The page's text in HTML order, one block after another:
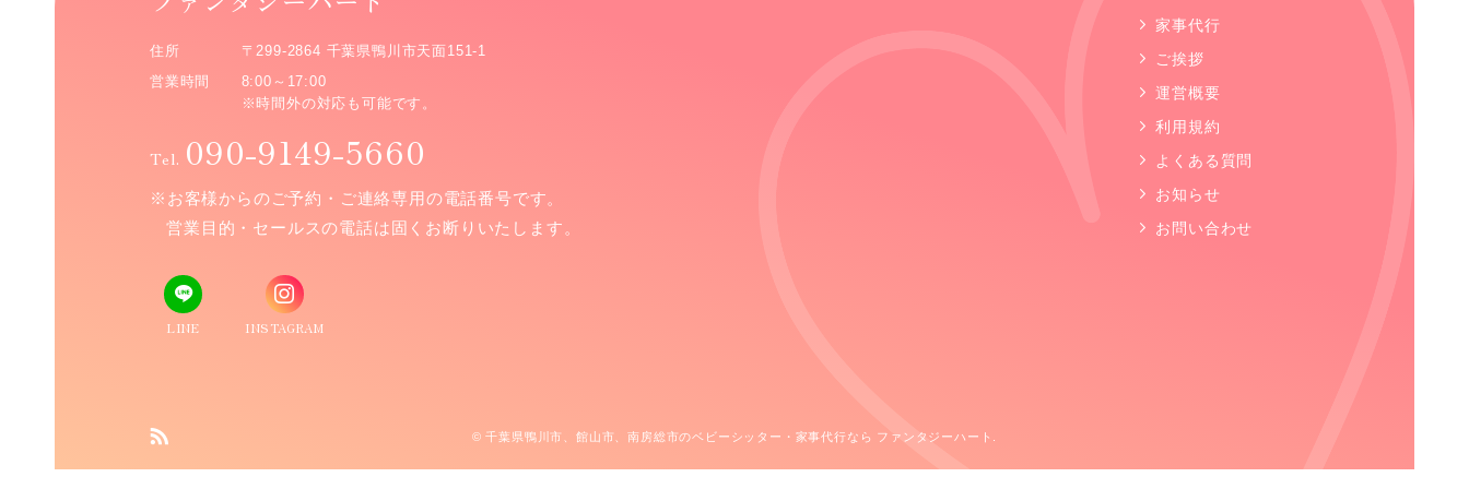
住所
〒299-2864 千葉県鴨川市天面151-1
営業時間
8:00～17:00
※時間外の対応も可能です。
Tel. 090-9149-5660
※お客様からのご予約・ご連絡専用の電話番号です。
営業目的・セールスの電話は固くお断りいたします。
LINE INSTAGRAM
家事代行
ご挨拶
運営概要
利用規約
よくある質問
お知らせ
お問い合わせ
© 千葉県鴨川市、館山市、南房総市のベビーシッター・家事代行なら ファンタジーハート.